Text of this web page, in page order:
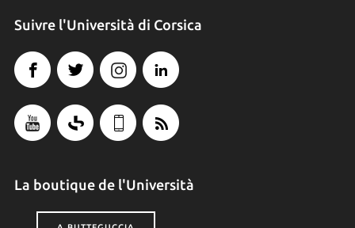
Suivre l'Università di Corsica
La boutique de l'Università